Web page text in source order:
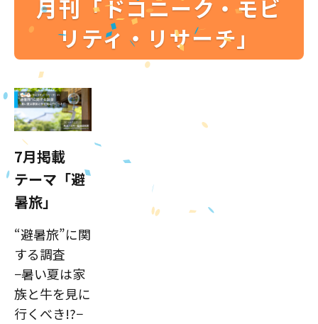
月刊「ドコニーク・モビ
リティ・リサーチ」
7月掲載
テーマ「避
暑旅」
“避暑旅”に関
する調査
−暑い夏は家
族と牛を見に
行くべき!?−